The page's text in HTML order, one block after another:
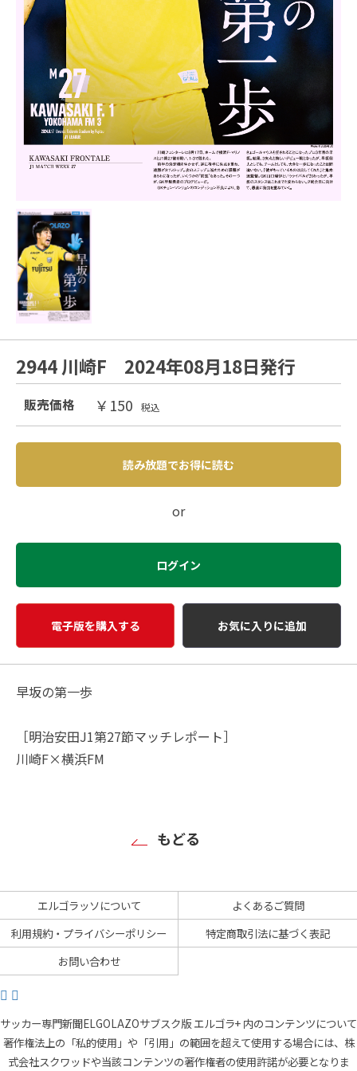
2944 川崎F 2024年08月18日発行
販売価格 ￥150 税込
読み放題でお得に読む
or
ログイン
電子版を購入する お気に入りに追加
早坂の第一歩
［明治安田J1第27節マッチレポート］
川崎F×横浜FM
もどる
エルゴラッソについて
よくあるご質問
利用規約・プライバシーポリシー
特定商取引法に基づく表記
お問い合わせ
サッカー専門新聞ELGOLAZOサブスク版 エルゴラ+ 内のコンテンツについて
著作権法上の「私的使用」や「引用」の範囲を超えて使用する場合には、株
式会社スクワッドや当該コンテンツの著作権者の使用許諾が必要となりま